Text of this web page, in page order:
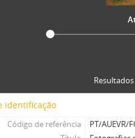
identificação
Código de referência
PT/AUEVR/